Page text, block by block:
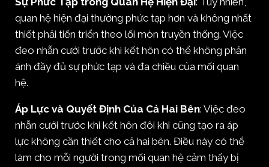
quan hệ hiện đại thường phức tạp hơn và không nhất
thiết phải tiến triển theo lối mòn truyền thống. Việc
đeo nhẫn cưới trước khi kết hôn có thể không phản
ánh đầy đủ sự phức tạp và đa chiều của mối quan
hệ.
Áp Lực và Quyết Định Của Cả Hai Bên: Việc đeo
nhẫn cưới trước khi kết hôn đôi khi cũng tạo ra áp
lực không cần thiết cho cả hai bên. Điều này có thể
làm cho mỗi người trong mối quan hệ cảm thấy bị